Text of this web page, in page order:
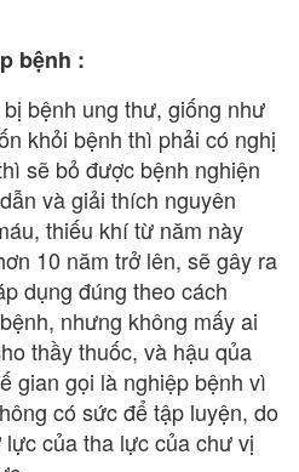
bệnh :
bệnh ung thư, giống như
khỏi bệnh thì phải có nghị
sẽ bỏ được bệnh nghiện
và giải thích nguyên
thiếu khí từ năm này
10 năm trở lên, sẽ gây ra
dụng đúng theo cách
nhưng không mấy ai
thầy thuốc, và hậu qủa
gian gọi là nghiệp bệnh vì
có sức để tập luyện, do
của tha lực của chư vị